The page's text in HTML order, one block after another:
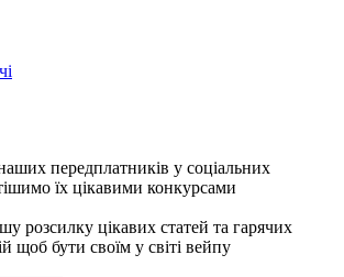
передплатників у соціальних
їх цікавими конкурсами
розсилку цікавих статей та гарячих
щоб бути своїм у світі вейпу